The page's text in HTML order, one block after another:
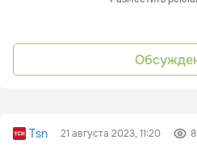
Tsn 21 августа 2023, 11:20